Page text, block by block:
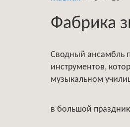
Фабрика
Сводный ансамбль
инструментов,
музыкальном
в большой